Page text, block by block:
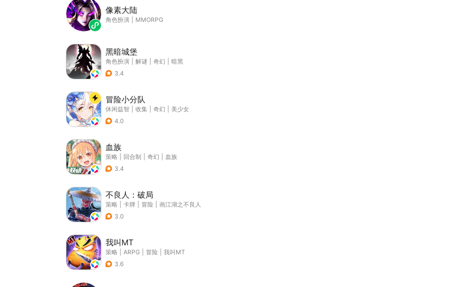
像素大陆
角色扮演 MMORPG
黑暗城堡
角色扮演 解谜 奇幻
暗黑
3.4
冒险小分队
休闲益智 收集 奇幻
美少女
4.0
血族
策略 回合制 奇幻
血族
3.4
不良人：破局
策略 卡牌 冒险
画江湖之不良人
3.0
我叫MT
策略 ARPG 冒险
我叫MT
3.6